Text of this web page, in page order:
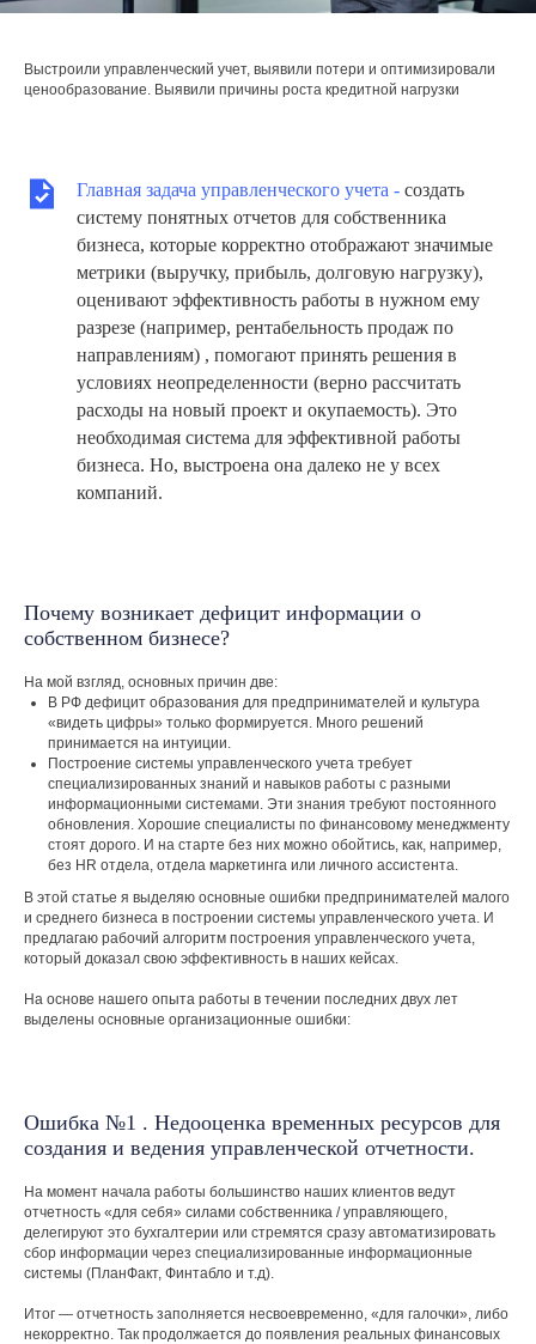
Выстроили управленческий учет, выявили потери и оптимизировали
ценообразование. Выявили причины роста кредитной нагрузки
Главная задача управленческого учета - создать
систему понятных отчетов для собственника
бизнеса, которые корректно отображают значимые
метрики (выручку, прибыль, долговую нагрузку),
оценивают эффективность работы в нужном ему
разрезе (например, рентабельность продаж по
направлениям) , помогают принять решения в
условиях неопределенности (верно рассчитать
расходы на новый проект и окупаемость). Это
необходимая система для эффективной работы
бизнеса. Но, выстроена она далеко не у всех
компаний.
Почему возникает дефицит информации о
собственном бизнесе?
На мой взгляд, основных причин две:
В РФ дефицит образования для предпринимателей и культура
«видеть цифры» только формируется. Много решений
принимается на интуиции.
Построение системы управленческого учета требует
специализированных знаний и навыков работы с разными
информационными системами. Эти знания требуют постоянного
обновления. Хорошие специалисты по финансовому менеджменту
стоят дорого. И на старте без них можно обойтись, как, например,
без HR отдела, отдела маркетинга или личного ассистента.
В этой статье я выделяю основные ошибки предпринимателей малого
и среднего бизнеса в построении системы управленческого учета. И
предлагаю рабочий алгоритм построения управленческого учета,
который доказал свою эффективность в наших кейсах.
На основе нашего опыта работы в течении последних двух лет
выделены основные организационные ошибки:
Ошибка №1 . Недооценка временных ресурсов для
создания и ведения управленческой отчетности.
На момент начала работы большинство наших клиентов ведут
отчетность «для себя» силами собственника / управляющего,
делегируют это бухгалтерии или стремятся сразу автоматизировать
сбор информации через специализированные информационные
системы (ПланФакт, Финтабло и т.д).
Итог — отчетность заполняется несвоевременно, «для галочки», либо
некорректно. Так продолжается до появления реальных финансовых